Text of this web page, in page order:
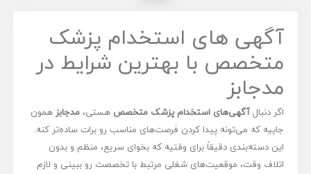
آگهی های استخدام پزشک
متخصص با بهترین شرایط در
مدجابز
اگر دنبالآگهی‌های استخدام پزشک متخصص هستی،مدجابزهمون
جاییه که می‌تونه پیدا کردن فرصت‌های مناسب رو برات ساده‌تر کنه.
این دسته‌بندی دقیقاً برای وقتیه که بخوای سریع، منظم و بدون
اتلاف وقت، موقعیت‌های شغلی مرتبط با تخصصت رو ببینی و لازم